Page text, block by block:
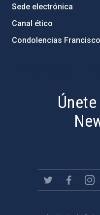
Sede electrónica
Canal ético
Condolencias